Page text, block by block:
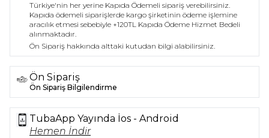
Türkiye'nin her yerine Kapıda Ödemeli sipariş verebilirsiniz.
Kapıda ödemeli siparişlerde kargo şirketinin ödeme işlemine
aracılık etmesi sebebiyle +120TL Kapıda Ödeme Hizmet Bedeli
alınmaktadır.
Ön Sipariş hakkında alttaki kutudan bilgi alabilirsiniz.
Ön Sipariş
Ön Sipariş Bilgilendirme
TubaApp Yayında İos - Android
Hemen İndir